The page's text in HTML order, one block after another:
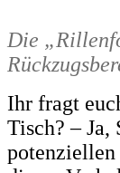
Die
Ihr fragt
Tisch? – Ja,
potenziellen